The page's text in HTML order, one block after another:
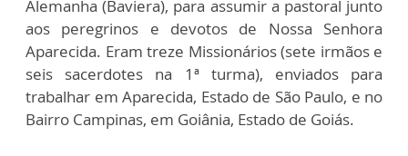
Alemanha (Baviera), para assumir a pastoral junto
aos peregrinos e devotos de Nossa Senhora
Aparecida. Eram treze Missionários (sete irmãos e
seis sacerdotes na 1ª turma), enviados para
trabalhar em Aparecida, Estado de São Paulo, e no
Bairro Campinas, em Goiânia, Estado de Goiás.